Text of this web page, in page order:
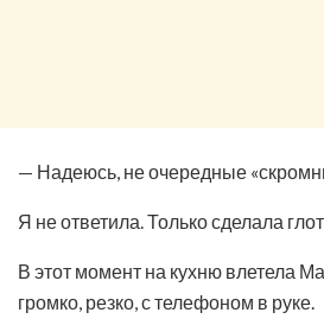
— Надеюсь, не очередные
Я не ответила. Только сделала
В этот момент на кухню влетела
громко, резко, с телефоном в руке.